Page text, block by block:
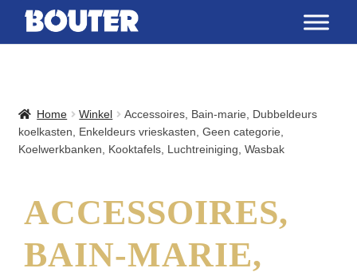
Home Winkel
Accessoires, Bain-marie, Dubbeldeurs
koelkasten, Enkeldeurs vrieskasten, Geen categorie,
Koelwerkbanken, Kooktafels, Luchtreiniging, Wasbak
ACCESSOIRES,
BAIN-MARIE,